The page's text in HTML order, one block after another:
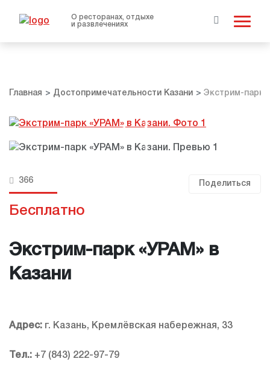
О ресторанах, отдыхе
и развлечениях
Главная Достопримечательности Казани Экстрим-парк
366
Бесплатно
Поделиться
Экстрим-парк «УРАМ» в
Казани
Адрес: г. Казань, Кремлёвская набережная, 33
Тел.: +7 (843) 222-97-79